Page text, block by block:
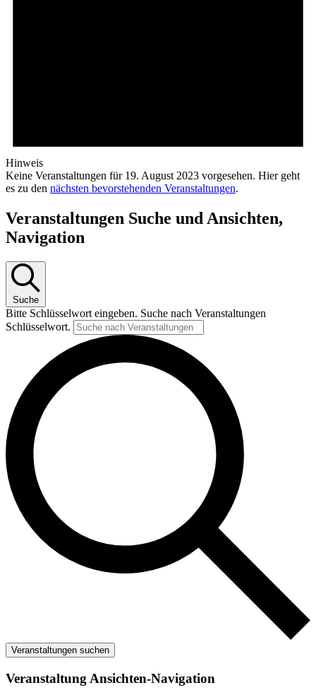
Hinweis
Keine Veranstaltungen für 19. August 2023 vorgesehen. Hier geht
es zu den nächsten bevorstehenden Veranstaltungen.
Veranstaltungen Suche und Ansichten,
Navigation
Suche
Bitte Schlüsselwort eingeben. Suche nach Veranstaltungen
Schlüsselwort.
Veranstaltungen suchen
Veranstaltung Ansichten-Navigation